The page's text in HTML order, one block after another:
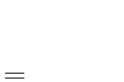
Commuta